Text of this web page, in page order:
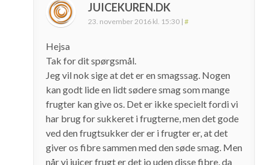
JUICEKUREN.DK
23. november 2016 kl. 15:30 | #
Hejsa
Tak for dit spørgsmål.
Jeg vil nok sige at det er en smagssag. Nogen
kan godt lide en lidt sødere smag som mange
frugter kan give os. Det er ikke specielt fordi vi
har brug for sukkeret i frugterne, men det gode
ved den frugtsukker der er i frugter er, at det
giver os fibre sammen med den søde smag. Men
når vi juicer frugt er det jo uden disse fibre, da